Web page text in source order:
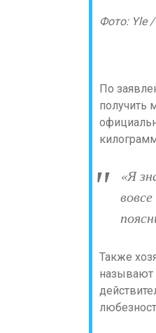
Фото: Yle
По
получить
«Я
Также